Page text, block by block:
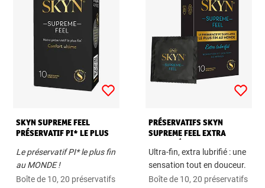
SKYN SUPREME FEEL
PRÉSERVATIF PI* LE PLUS
Le préservatif PI* le plus fin
au MONDE !
Boîte de 10, 20 préservatifs
PRÉSERVATIFS SKYN
SUPREME FEEL EXTRA
ULTRA-FIN, 53 MM
Ultra-fin, extra lubrifié : une
sensation tout en douceur.
Boîte de 10, 20 préservatifs